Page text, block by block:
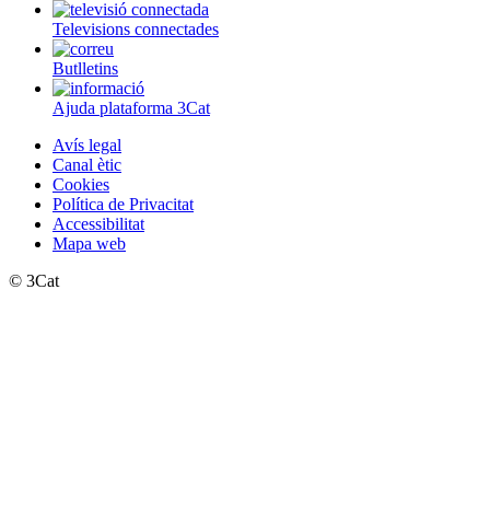
Televisions connectades
Butlletins
Ajuda plataforma 3Cat
Avís legal
Canal ètic
Cookies
Política de Privacitat
Accessibilitat
Mapa web
© 3Cat